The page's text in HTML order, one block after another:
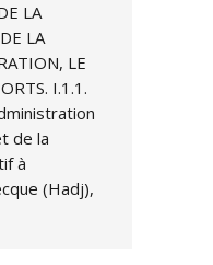
LA
LA
LE
I.1.1.
de la
à
(Hadj),